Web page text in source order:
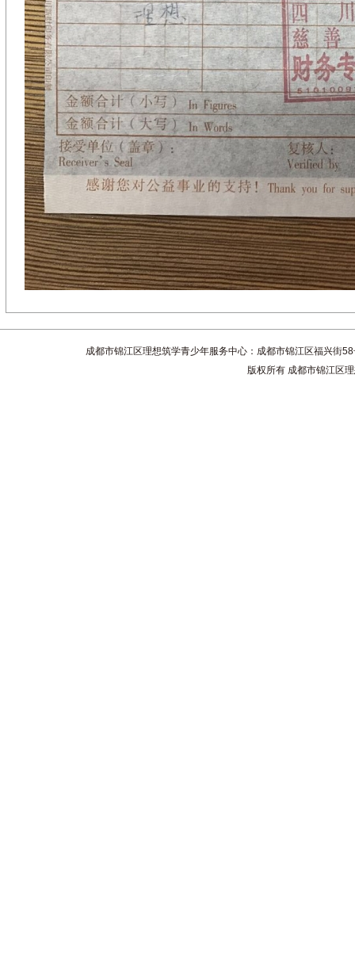
成都市锦江区理想筑学青少年服务中心：成都市锦江区福兴
版权所有 成都市锦江区